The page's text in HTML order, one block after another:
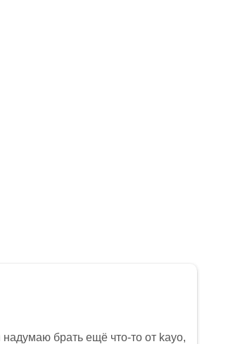
брать ещё что-то от kayo,